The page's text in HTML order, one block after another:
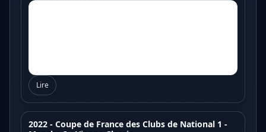
Lire
2022 - Coupe de France des Clubs de National 1 -